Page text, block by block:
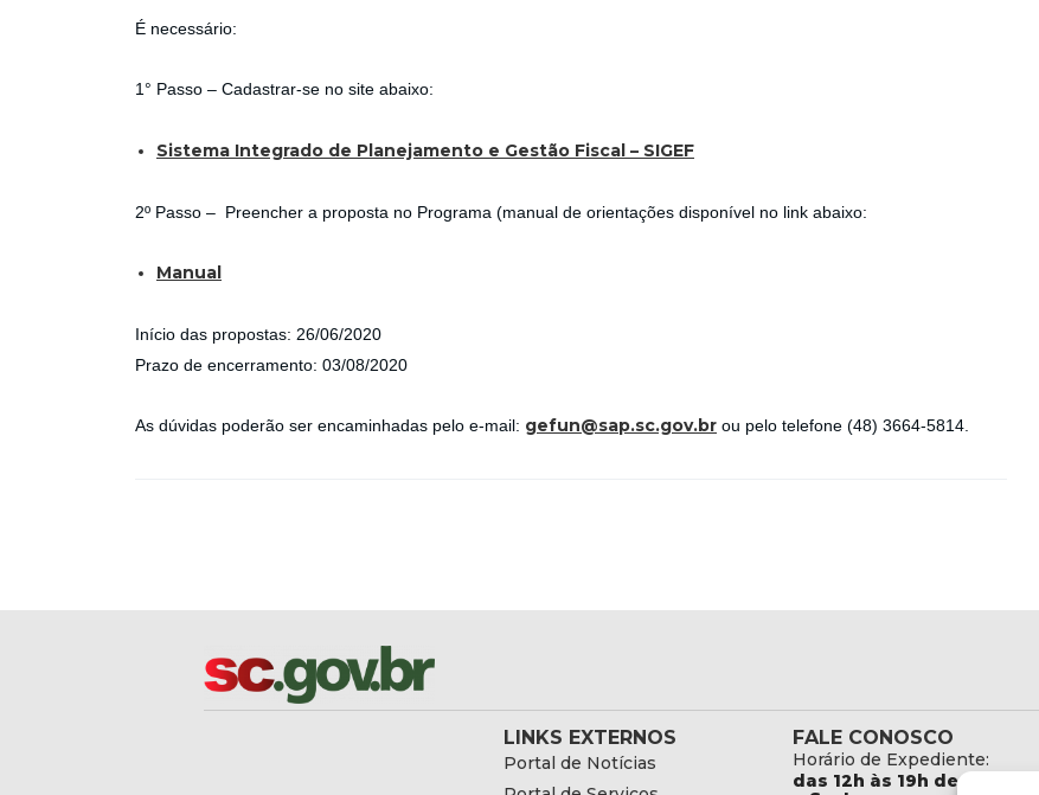
É necessário:
1° Passo – Cadastrar-se no site abaixo:
Sistema Integrado de Planejamento e Gestão Fiscal – SIGEF
2º Passo – Preencher a proposta no Programa (manual de orientações disponível no link abaixo:
Manual
Início das propostas: 26/06/2020
Prazo de encerramento: 03/08/2020
As dúvidas poderão ser encaminhadas pelo e-mail: gefun@sap.sc.gov.br ou pelo telefone (48) 3664-5814.
LINKS EXTERNOS
Portal de Notícias
FALE CONOSCO
Horário de Expediente:
das 12h às 19h de Segunda